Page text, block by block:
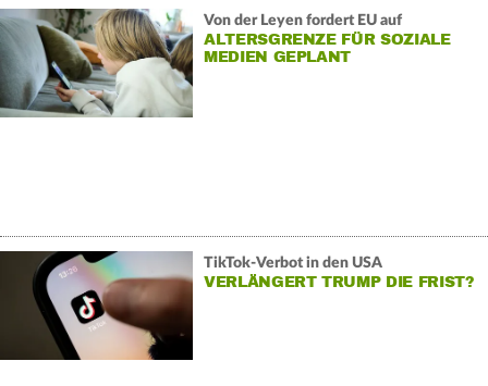
Von der Leyen fordert EU auf
ALTERSGRENZE FÜR SOZIALE
MEDIEN GEPLANT
TikTok-Verbot in den USA
VERLÄNGERT TRUMP DIE FRIST?